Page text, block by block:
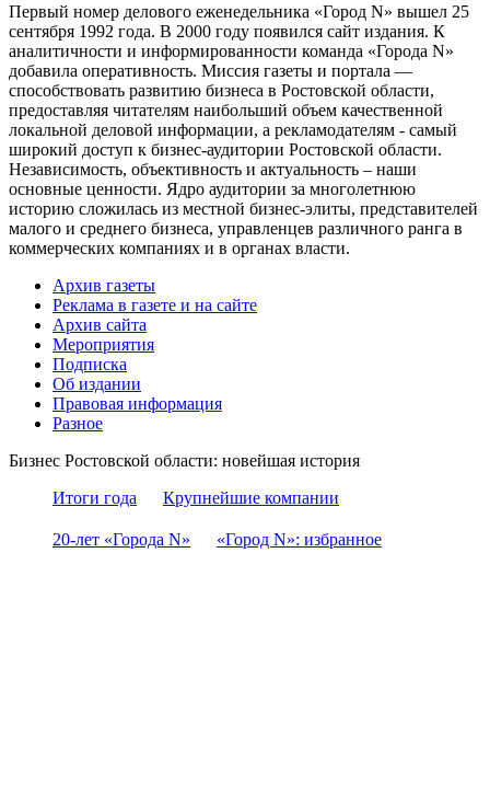
Первый номер делового еженедельника «Город N» вышел 25
сентября 1992 года. В 2000 году появился сайт издания. К
аналитичности и информированности команда «Города N»
добавила оперативность. Миссия газеты и портала —
способствовать развитию бизнеса в Ростовской области,
предоставляя читателям наибольший объем качественной
локальной деловой информации, а рекламодателям - самый
широкий доступ к бизнес-аудитории Ростовской области.
Независимость, объективность и актуальность – наши
основные ценности. Ядро аудитории за многолетнюю
историю сложилась из местной бизнес-элиты, представителей
малого и среднего бизнеса, управленцев различного ранга в
коммерческих компаниях и в органах власти.
Архив газеты
Реклама в газете и на сайте
Архив сайта
Мероприятия
Подписка
Об издании
Правовая информация
Разное
Бизнес Ростовской области: новейшая история
Итоги года
Крупнейшие компании
20-лет «Города N» «Город N»: избранное